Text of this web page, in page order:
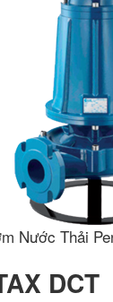
Nước Thải
DCT